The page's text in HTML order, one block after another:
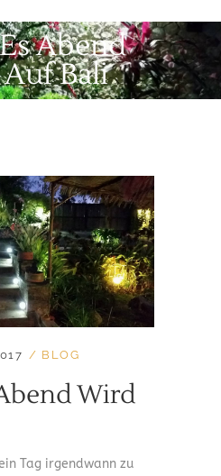
Abend
Bali
BLOG
Wird
Tag irgendwann zu